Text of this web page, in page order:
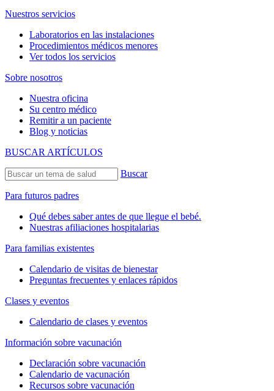
Nuestros servicios
Laboratorios en las instalaciones
Procedimientos médicos menores
Ver todos los servicios
Sobre nosotros
Nuestra oficina
Su centro médico
Remitir a un paciente
Blog y noticias
BUSCAR ARTÍCULOS
Buscar
Para futuros padres
Qué debes saber antes de que llegue el bebé.
Nuestras afiliaciones hospitalarias
Para familias existentes
Calendario de visitas de bienestar
Preguntas frecuentes y enlaces rápidos
Clases y eventos
Calendario de clases y eventos
Información sobre vacunación
Declaración sobre vacunación
Calendario de vacunación
Recursos sobre vacunación